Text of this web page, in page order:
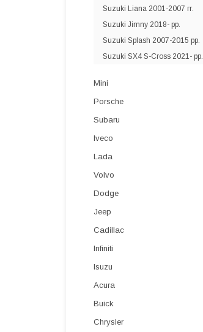
Suzuki Liana 2001-2007 гг.
Suzuki Jimny 2018- рр.
Suzuki Splash 2007-2015 рр.
Suzuki SX4 S-Cross 2021- рр.
Mini
Porsche
Subaru
Iveco
Lada
Volvo
Dodge
Jeep
Cadillac
Infiniti
Isuzu
Acura
Buick
Chrysler